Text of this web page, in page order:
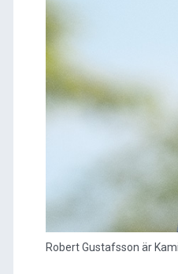
Robert Gustafsson är